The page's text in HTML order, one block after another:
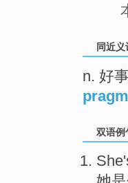
同近义
n. 好
双语例
She